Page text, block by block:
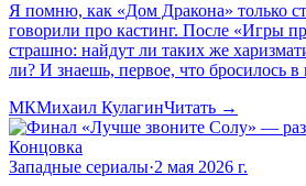
Я помню, как «Дом Дракона» только
говорили про кастинг. После «Игры
страшно: найдут ли таких же
ли? И знаешь, первое, что бросилось
МКМихаил КулагинЧитать →
Концовка
Западные сериалы·2 мая 2026 г.